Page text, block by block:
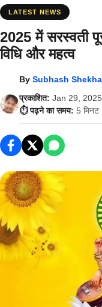
LATEST NEWS
2025 में सरस्वती
विधि और महत्व
BySubhash
प्रकाशित: Jan 29,
⏱️ पढ़ने का समय: 5 मिनट